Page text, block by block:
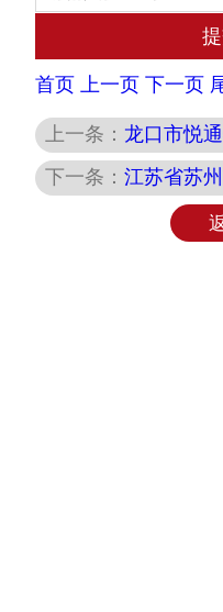
首页 上一页 下一页
上一条： 龙口市悦
下一条： 江苏省苏州